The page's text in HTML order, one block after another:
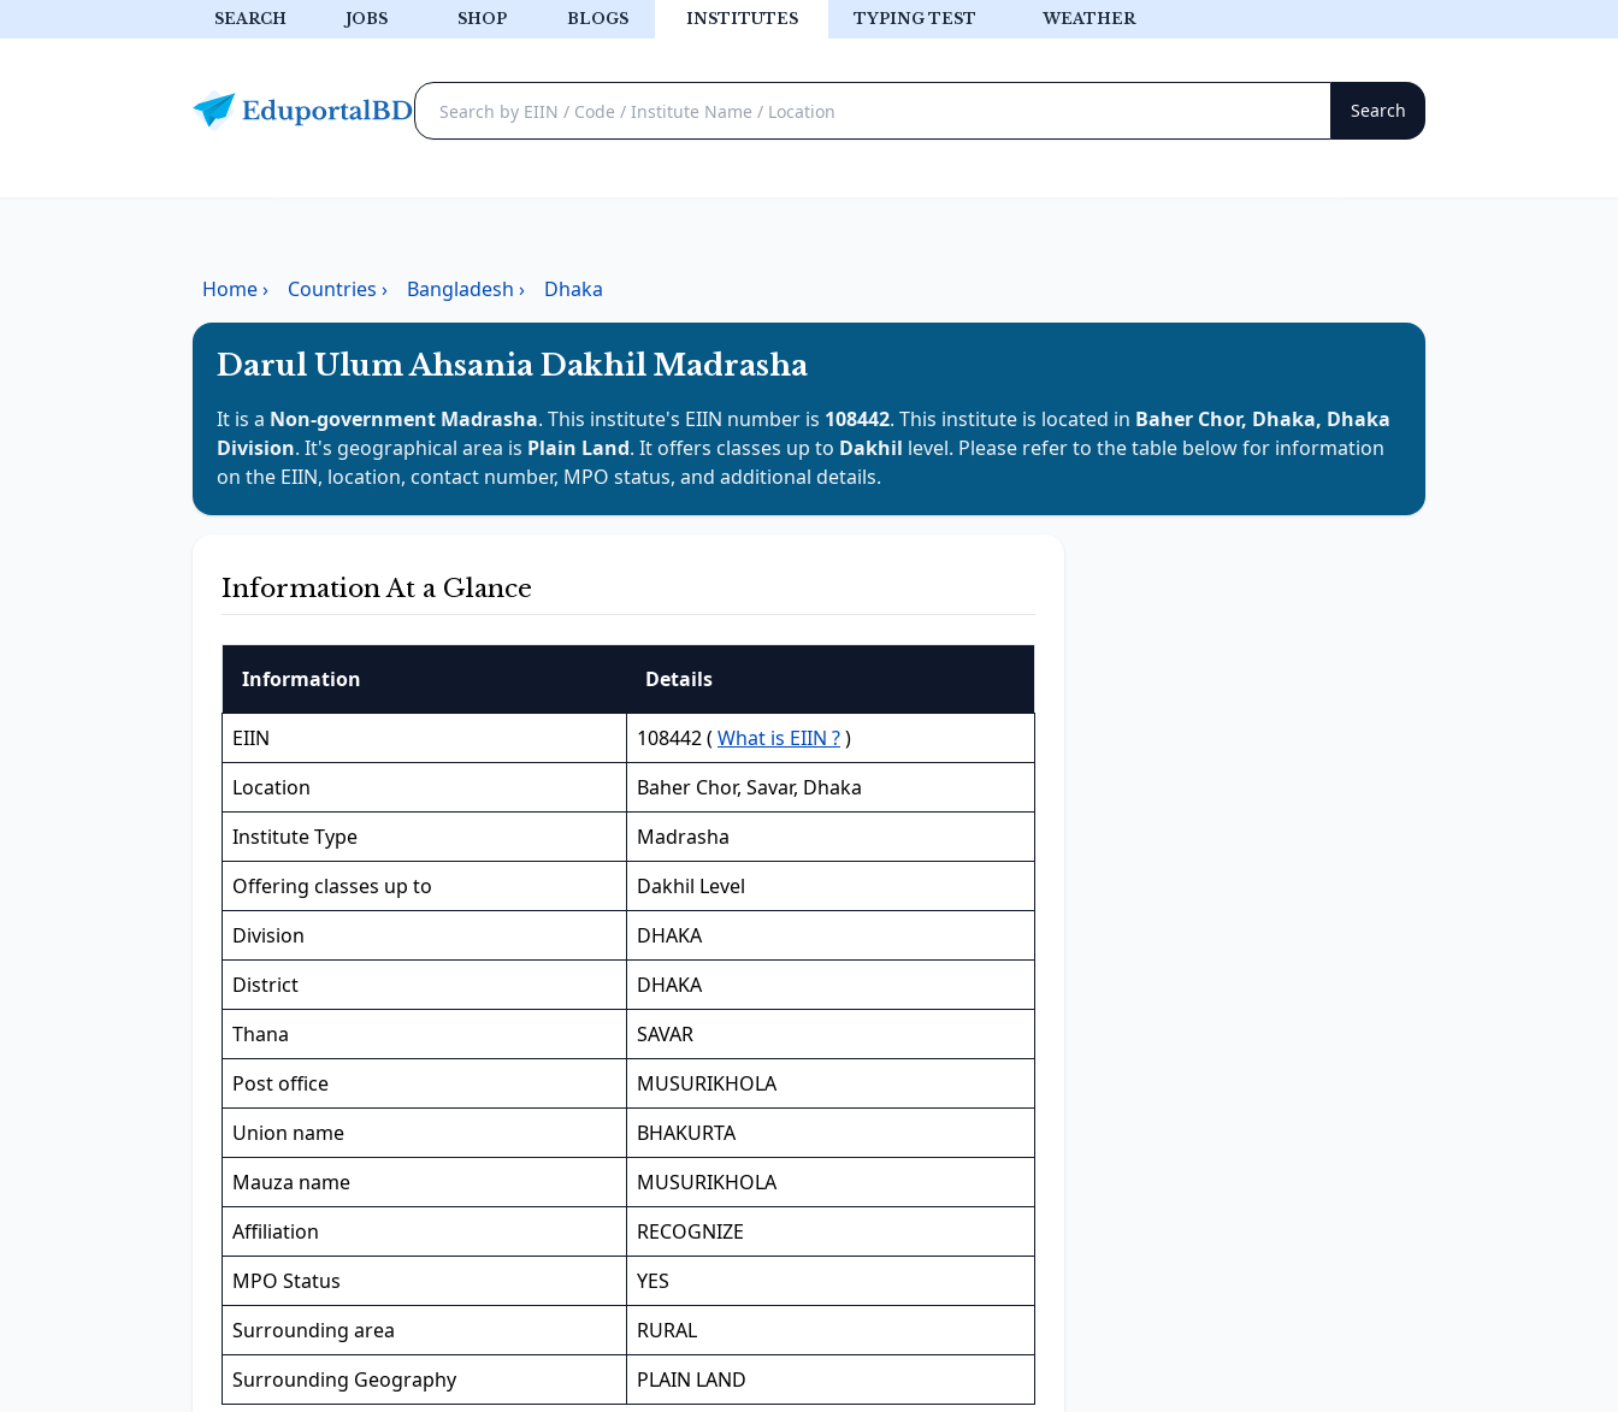
SEARCH JOBS SHOP BLOGS INSTITUTES TYPING TEST WEATHER
Home› Countries › Bangladesh › Dhaka
Darul Ulum Ahsania Dakhil Madrasha
It is a Non-government Madrasha. This institute's EIIN number is 108442. This institute is located in Baher Chor, Dhaka, Dhaka
Division. It's geographical area is Plain Land. It offers classes up to Dakhil level. Please refer to the table below for information
on the EIIN, location, contact number, MPO status, and additional details.
Information At a Glance
Information Details
EIIN 108442 ( What is EIIN ?)
Location
Baher Chor, Savar, Dhaka
Institute Type
Madrasha
Offering classes up to
Dakhil Level
Division
DHAKA
District
DHAKA
Thana
SAVAR
Post office
MUSURIKHOLA
Union name
BHAKURTA
Mauza name
MUSURIKHOLA
Affiliation
RECOGNIZE
MPO Status
YES
Surrounding area
RURAL
Surrounding Geography
PLAIN LAND